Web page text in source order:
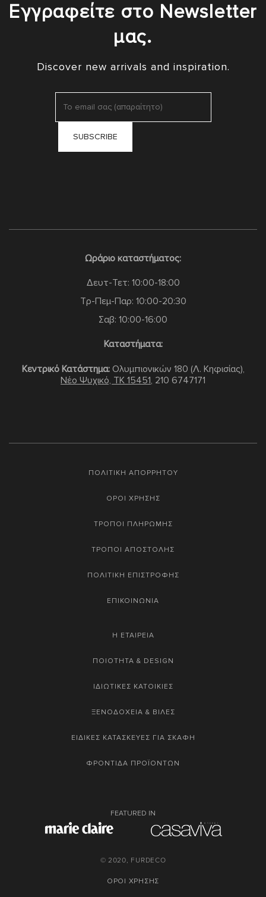
Εγγραφείτε στο Newsletter
μας.
Discover new arrivals and inspiration.
Ωράριο καταστήματος:
Δευτ-Τετ: 10:00-18:00
Τρ-Πεμ-Παρ: 10:00-20:30
Σαβ: 10:00-16:00
Καταστήματα:
Κεντρικό Κατάστημα:Ολυμπιονικών 180 (Λ. Κηφισίας),
Νέο Ψυχικό, TK 15451, 210 6747171
ΠΟΛΙΤΙΚΗ ΑΠΟΡΡΗΤΟΥ
ΟΡΟΙ ΧΡΗΣΗΣ
ΤΡΟΠΟΙ ΠΛΗΡΩΜΗΣ
ΤΡΟΠΟΙ ΑΠΟΣΤΟΛΗΣ
ΠΟΛΙΤΙΚΗ ΕΠΙΣΤΡΟΦΗΣ
ΕΠΙΚΟΙΝΩΝΙΑ
Η ΕΤΑΙΡΕΙΑ
ΠΟΙΟΤΗΤΑ & DESIGN
ΙΔΙΩΤΙΚΕΣ ΚΑΤΟΙΚΙΕΣ
ΞΕΝΟΔΟΧΕΙΑ & ΒΙΛΕΣ
ΕΙΔΙΚΕΣ ΚΑΤΑΣΚΕΥΕΣ ΓΙΑ ΣΚΑΦΗ
ΦΡΟΝΤΙΔΑ ΠΡΟΪΟΝΤΩΝ
FEATURED IN
© 2020, FURDECO
ΟΡΟΙ ΧΡΗΣΗΣ